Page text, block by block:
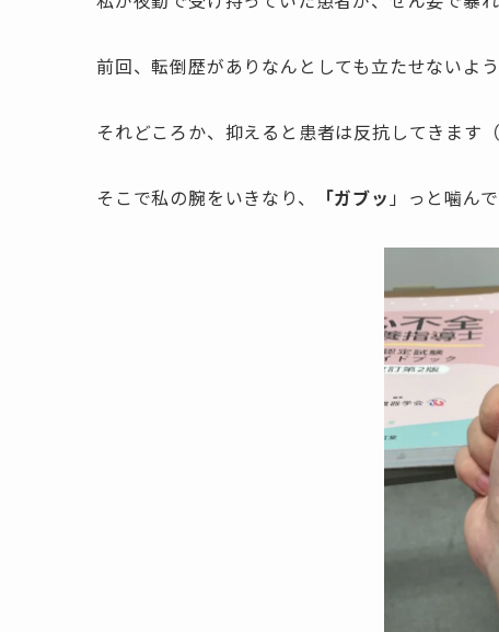
前回、転倒歴がありなんとしても立たせないよ
それどころか、抑えると患者は反抗してきます
そこで私の腕をいきなり、 「ガブッ 」っと噛ん